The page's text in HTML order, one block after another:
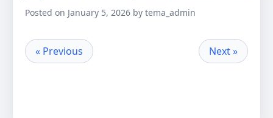
Posted on January 5, 2026 by tema_admin
« Previous Next »